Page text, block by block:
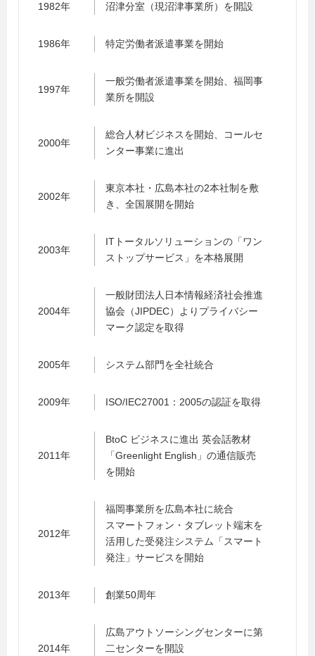
1982年 沼津分室（現沼津事業所）を開設
1986年 特定労働者派遣事業を開始
1997年
一般労働者派遣事業を開始、福岡事
業所を開設
2000年
総合人材ビジネスを開始、コールセ
ンター事業に進出
2002年
東京本社・広島本社の2本社制を敷
き、全国展開を開始
2003年
ITトータルソリューションの「ワン
ストップサービス」を本格展開
2004年
一般財団法人日本情報経済社会推進
協会（JIPDEC）よりプライバシー
マーク認定を取得
2005年 システム部門を全社統合
2009年 ISO/IEC27001：2005の認証を取得
2011年
BtoC ビジネスに進出 英会話教材
「Greenlight English」の通信販売
を開始
2012年
福岡事業所を広島本社に統合
スマートフォン・タブレット端末を
活用した受発注システム「スマート
発注」サービスを開始
2013年 創業50周年
2014年
広島アウトソーシングセンターに第
二センターを開設